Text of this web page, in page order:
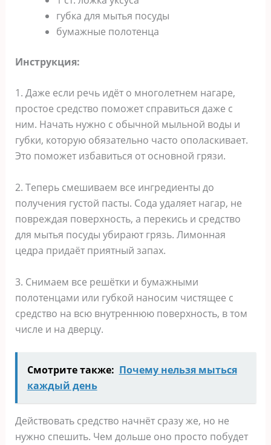
губка для мытья посуды
бумажные полотенца
Инструкция:
1. Даже если речь идёт о многолетнем нагаре,
простое средство поможет справиться даже с
ним. Начать нужно с обычной мыльной воды и
губки, которую обязательно часто ополаскивает.
Это поможет избавиться от основной грязи.
2. Теперь смешиваем все ингредиенты до
получения густой пасты. Сода удаляет нагар, не
повреждая поверхность, а перекись и средство
для мытья посуды убирают грязь. Лимонная
цедра придаёт приятный запах.
3. Снимаем все решётки и бумажными
полотенцами или губкой наносим чистящее с
средство на всю внутреннюю поверхность, в том
числе и на дверцу.
Смотрите также: Почему нельзя мыться
каждый день
Действовать средство начнёт сразу же, но не
нужно спешить. Чем дольше оно просто побудет